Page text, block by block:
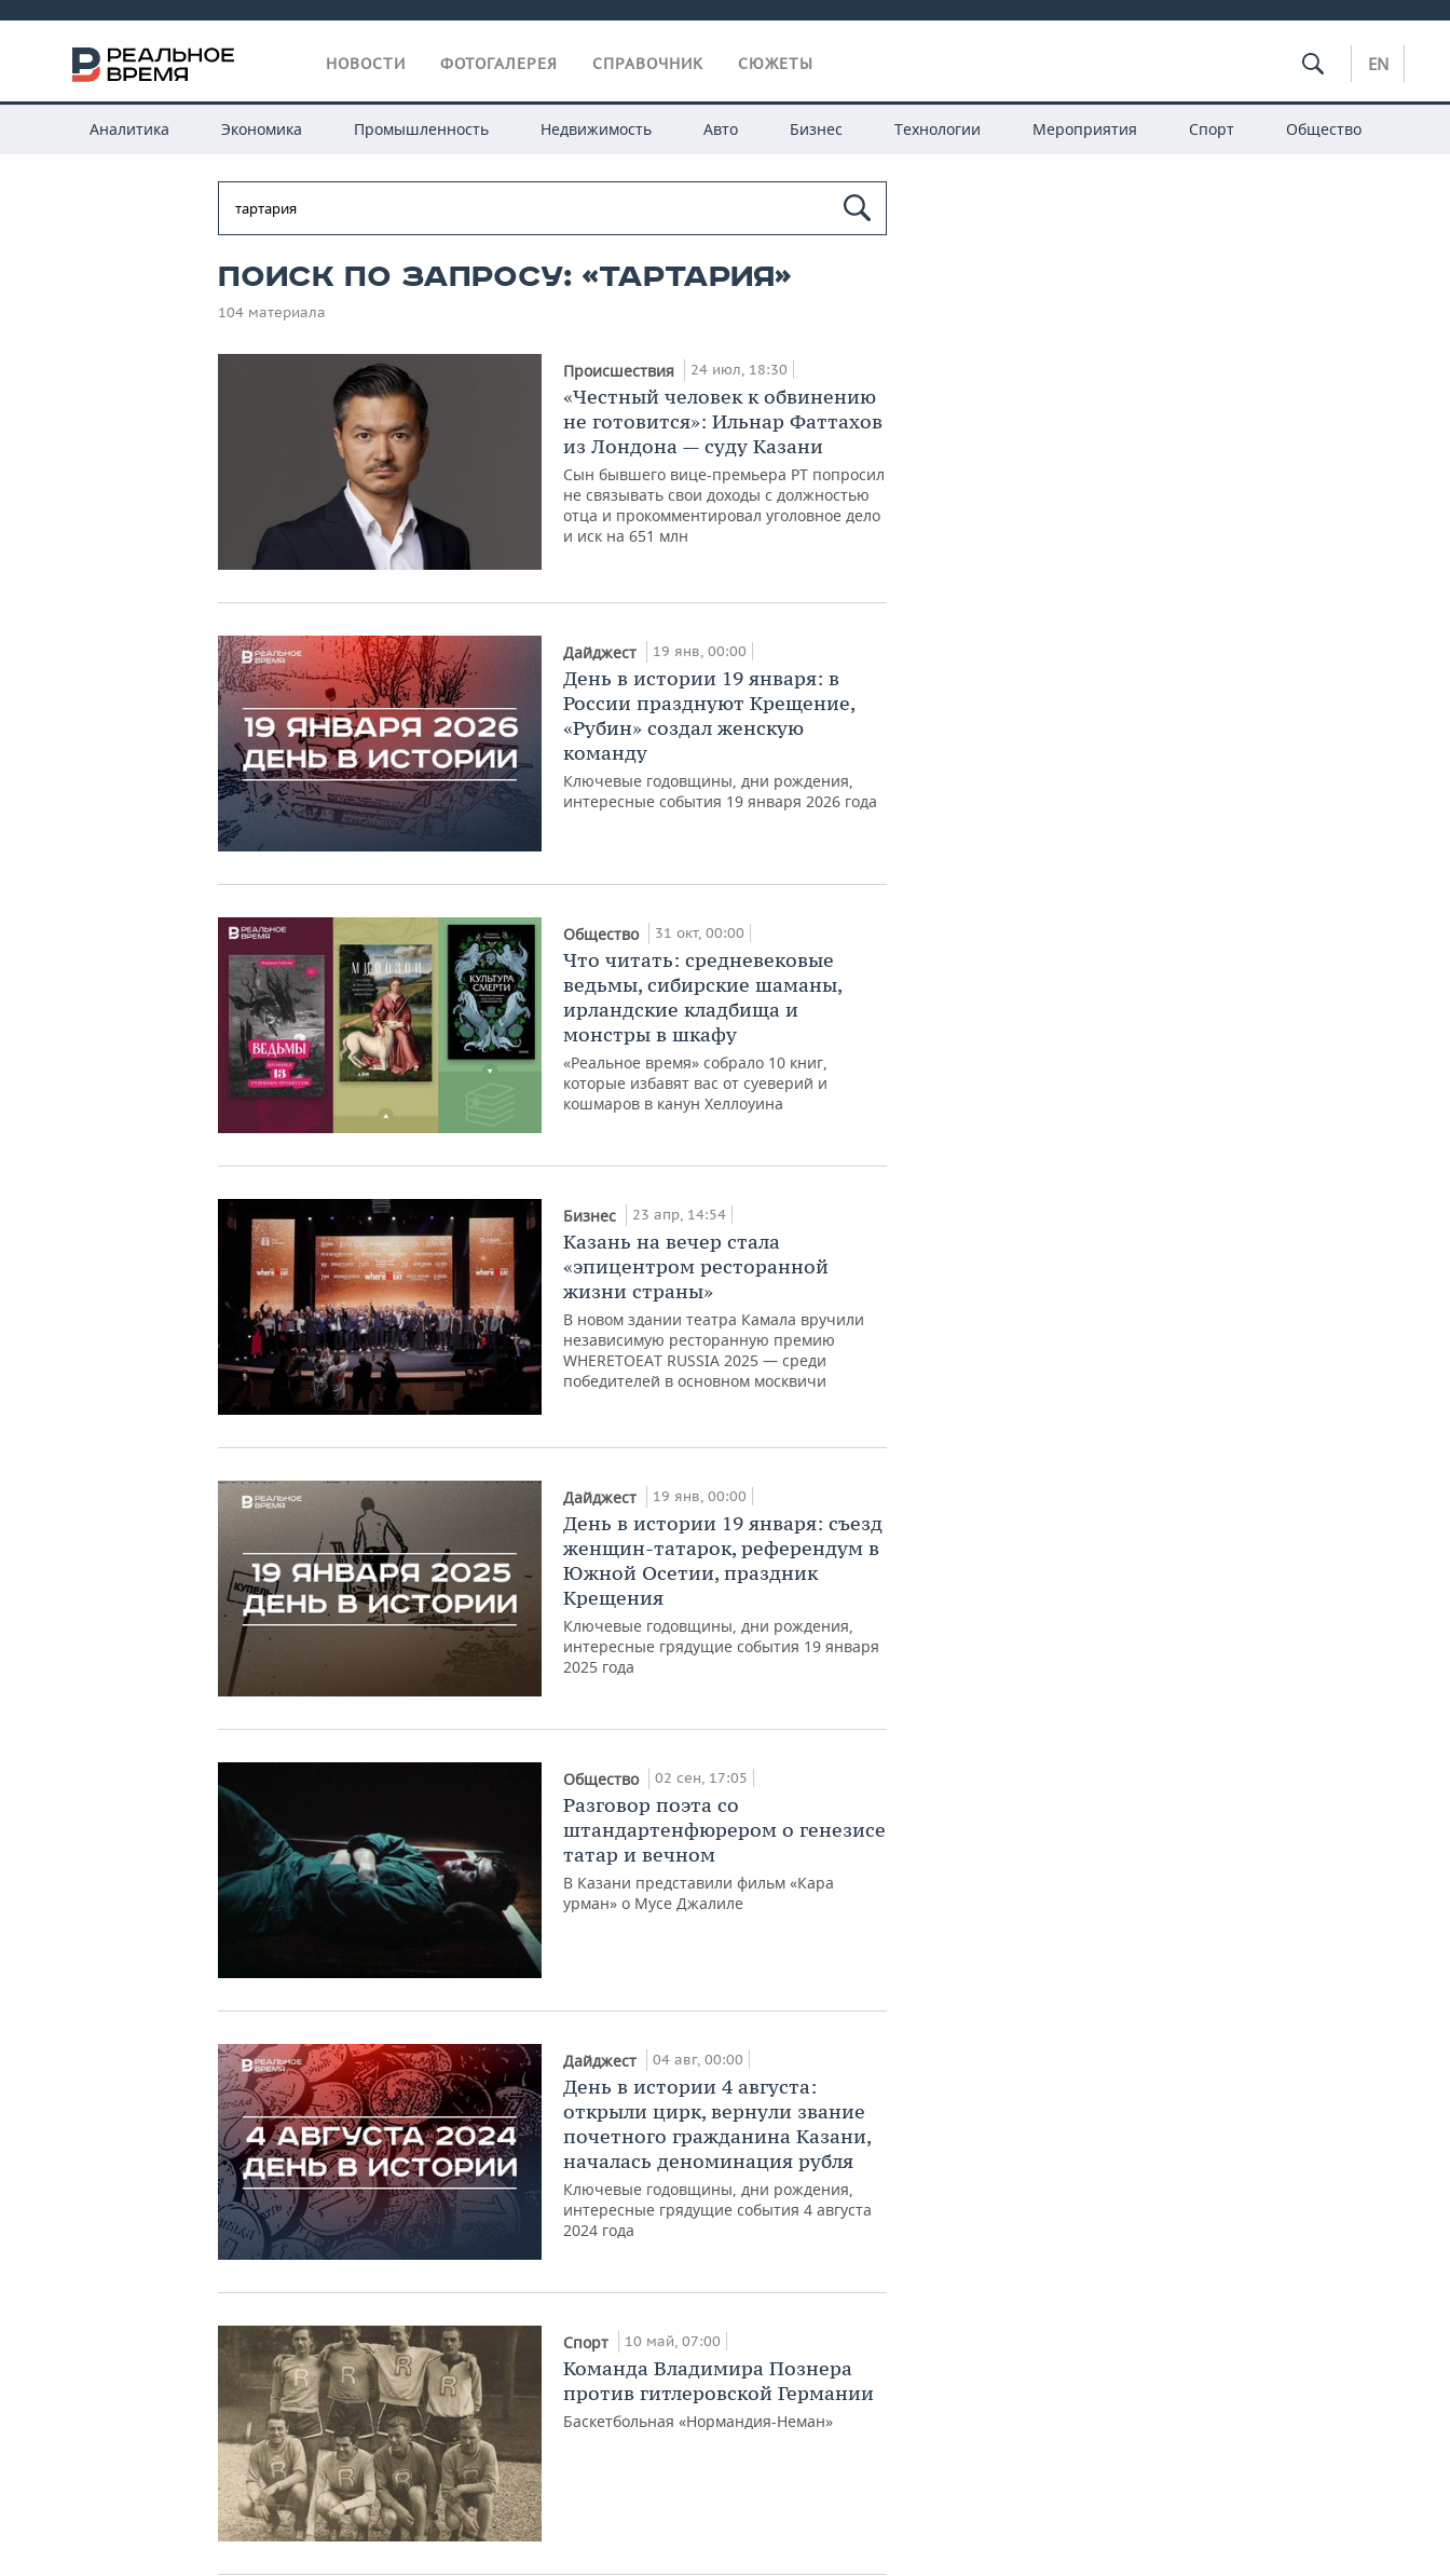
НОВОСТИ ФОТОГАЛЕРЕЯ СПРАВОЧНИК СЮЖЕТЫ EN
Аналитика Экономика Промышленность Недвижимость Авто Бизнес Технологии Мероприятия Спорт Общество
Поиск по запросу: «тартария»
104 материала
Происшествия 24 июл, 18:30
«Честный человек к обвинению
не готовится»: Ильнар Фаттахов
из Лондона — суду Казани
Сын бывшего вице-премьера РТ попросил
не связывать свои доходы с должностью
отца и прокомментировал уголовное дело
и иск на 651 млн
Дайджест 19 янв, 00:00
День в истории 19 января: в
России празднуют Крещение,
«Рубин» создал женскую
команду
Ключевые годовщины, дни рождения,
интересные события 19 января 2026 года
Общество 31 окт, 00:00
Что читать: средневековые
ведьмы, сибирские шаманы,
ирландские кладбища и
монстры в шкафу
«Реальное время» собрало 10 книг,
которые избавят вас от суеверий и
кошмаров в канун Хеллоуина
Бизнес 23 апр, 14:54
Казань на вечер стала
«эпицентром ресторанной
жизни страны»
В новом здании театра Камала вручили
независимую ресторанную премию
WHERETOEAT RUSSIA 2025 — среди
победителей в основном москвичи
Дайджест 19 янв, 00:00
День в истории 19 января: съезд
женщин-татарок, референдум в
Южной Осетии, праздник
Крещения
Ключевые годовщины, дни рождения,
интересные грядущие события 19 января
2025 года
Общество 02 сен, 17:05
Разговор поэта со
штандартенфюрером о генезисе
татар и вечном
В Казани представили фильм «Кара
урман» о Мусе Джалиле
Дайджест 04 авг, 00:00
День в истории 4 августа:
открыли цирк, вернули звание
почетного гражданина Казани,
началась деноминация рубля
Ключевые годовщины, дни рождения,
интересные грядущие события 4 августа
2024 года
Спорт 10 май, 07:00
Команда Владимира Познера
против гитлеровской Германии
Баскетбольная «Нормандия-Неман»